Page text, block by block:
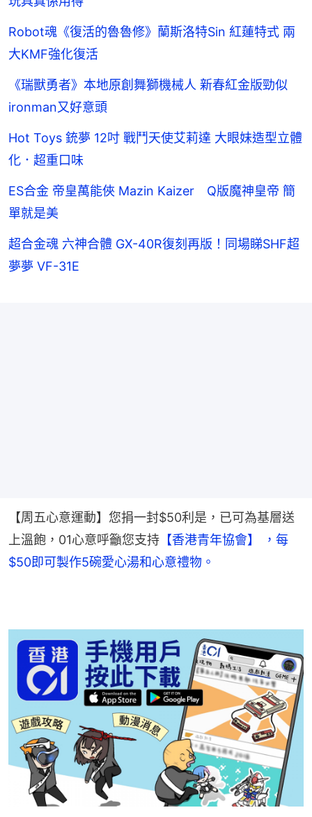
Robot魂《復活的魯魯修》蘭斯洛特Sin 紅蓮特式 兩
大KMF強化復活
《瑞獸勇者》本地原創舞獅機械人 新春紅金版勁似
ironman又好意頭
Hot Toys 銃夢 12吋 戰鬥天使艾莉達 大眼妹造型立體
化．超重口味
ES合金 帝皇萬能俠 Mazin Kaizer Q版魔神皇帝 簡
單就是美
超合金魂 六神合體 GX-40R復刻再版！同場睇SHF超
夢夢 VF-31E
【周五心意運動】您捐一封$50利是，已可為基層送
上溫飽，01心意呼籲您支持 【香港青年協會】 ，每
$50即可製作5碗愛心湯和心意禮物。